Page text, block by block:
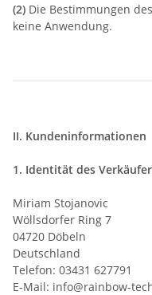
(2) Die Bestimmungen
keine Anwendung.
II. Kundeninformationen
1. Identität des
Miriam Stojanovic
Wöllsdorfer Ring 7
04720 Döbeln
Deutschland
Telefon: 03431 627791
E-Mail: info@rainbow-